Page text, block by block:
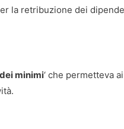
la retribuzione dei
minimi‘ che permetteva